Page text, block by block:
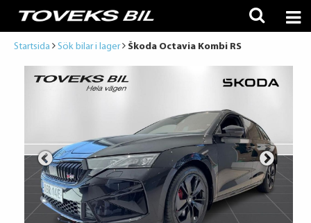
Startsida Sök bilar i lager Škoda Octavia Kombi RS